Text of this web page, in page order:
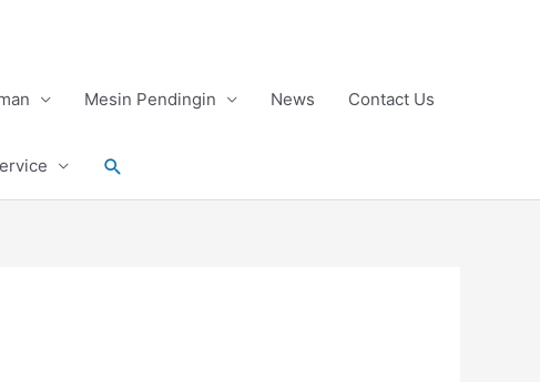
Mesin Pendingin News Contact Us
Search